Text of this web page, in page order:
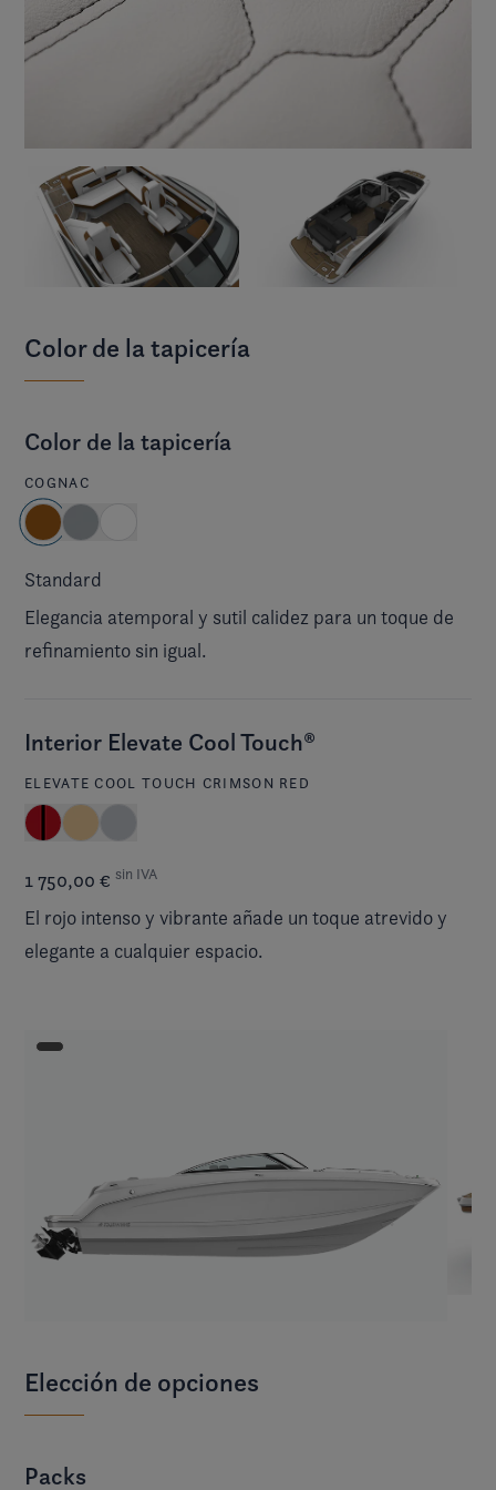
Color de la tapicería
Color de la tapicería
COGNAC
Standard
Elegancia atemporal y sutil calidez para un toque de
refinamiento sin igual.
Interior Elevate Cool Touch®
ELEVATE COOL TOUCH CRIMSON RED
1 750,00 € sin IVA
El rojo intenso y vibrante añade un toque atrevido y
elegante a cualquier espacio.
Elección de opciones
Packs